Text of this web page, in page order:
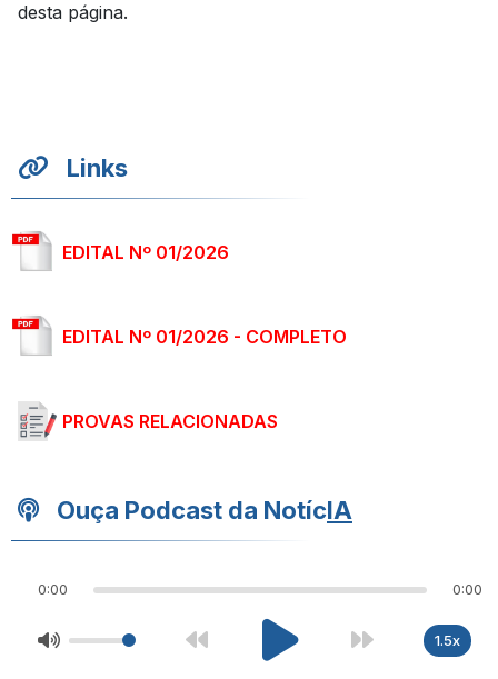
desta página.
Links
EDITAL Nº 01/2026
EDITAL Nº 01/2026 - COMPLETO
PROVAS RELACIONADAS
Ouça Podcast da NotícIA
0:00 0:00
1.5x